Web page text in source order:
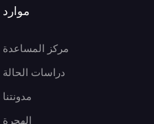
موارد
مركز المساعدة
دراسات الحالة
مدونتنا
الهجرة